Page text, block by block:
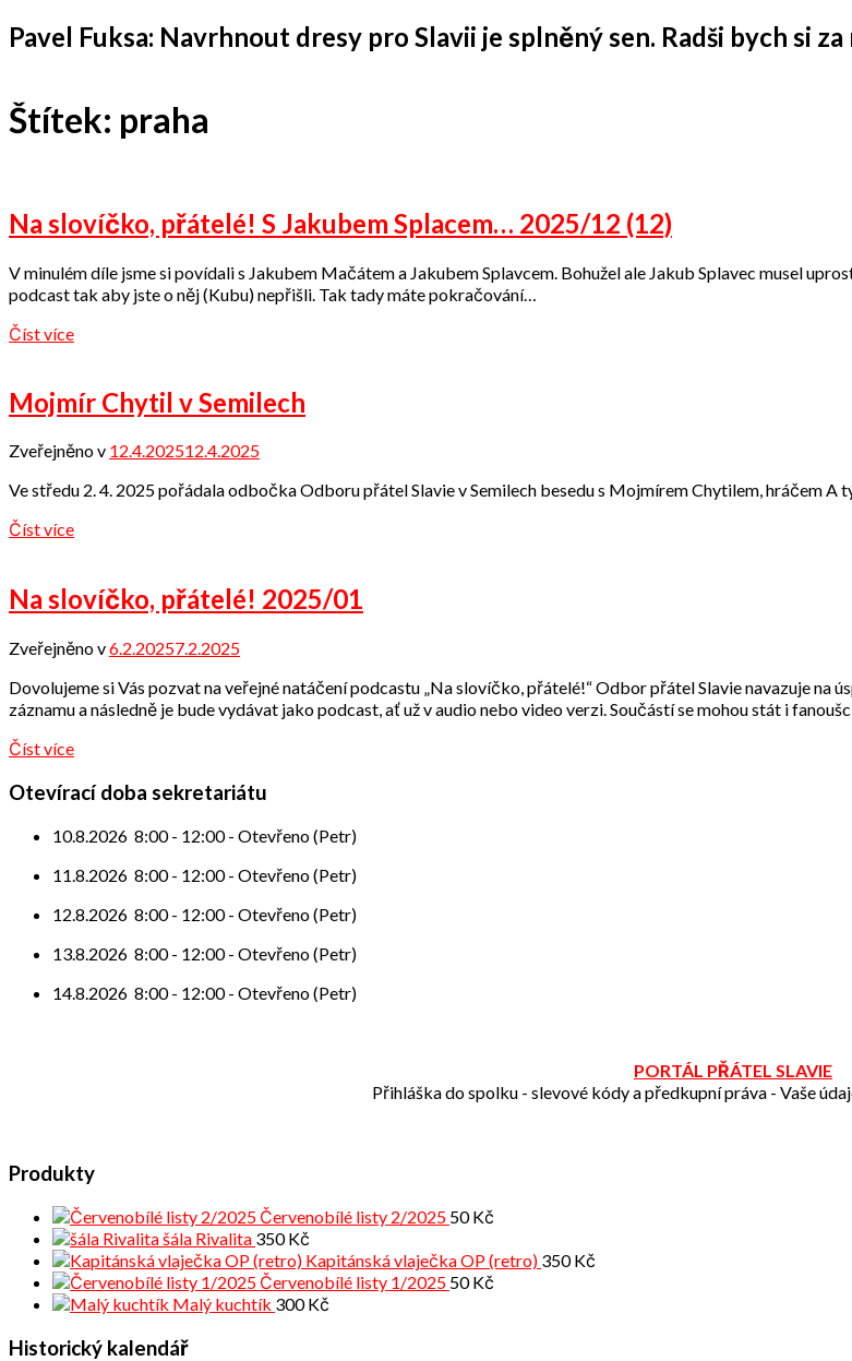
Pavel Fuksa: Navrhnout dresy pro Slavii je splněný sen. Radši bych si za
Štítek: praha
Na slovíčko, přátelé! S Jakubem Splacem… 2025/12 (12)
V minulém díle jsme si povídali s Jakubem Mačátem a Jakubem Splavcem. Bohužel ale Jakub Splavec musel
podcast tak aby jste o něj (Kubu) nepřišli. Tak tady máte pokračování…
Číst více
Mojmír Chytil v Semilech
Zveřejněno v 12.4.202512.4.2025
přátel
Ve středu 2. 4. 2025 pořádala odbočka Odboru přátel Slavie v Semilech besedu s Mojmírem Chytilem, hráčem A
Číst více
Na slovíčko, přátelé! 2025/01
Zveřejněno v6.2.20257.2.2025
přátel
Dovolujeme si Vás pozvat na veřejné natáčení podcastu „Na slovíčko, přátelé!“ Odbor přátel Slavie navazuje na
záznamu a následně je bude vydávat jako podcast, ať už v audio nebo video verzi. Součástí se mohou stát i
Číst více
Otevírací doba sekretariátu
10.8.2026 8:00- 12:00- Otevřeno (Petr)
11.8.2026 8:00- 12:00- Otevřeno (Petr)
12.8.2026 8:00- 12:00- Otevřeno (Petr)
13.8.2026 8:00- 12:00- Otevřeno (Petr)
14.8.2026 8:00- 12:00- Otevřeno (Petr)
PORTÁL PŘÁTEL SLAVIE
Přihláška do spolku - slevové kódy a předkupní práva - Vaše
Produkty
Červenobílé listy 2/2025 50Kč
šála Rivalita 350Kč
Kapitánská vlaječka OP (retro) 350Kč
Červenobílé listy 1/2025 50Kč
Malý kuchtík 300Kč
Historický kalendář